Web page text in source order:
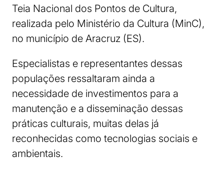
Teia Nacional dos Pontos de Cultura,
realizada pelo Ministério da Cultura (MinC),
no município de Aracruz (ES).
Especialistas e representantes dessas
populações ressaltaram ainda a
necessidade de investimentos para a
manutenção e a disseminação dessas
práticas culturais, muitas delas já
reconhecidas como tecnologias sociais e
ambientais.